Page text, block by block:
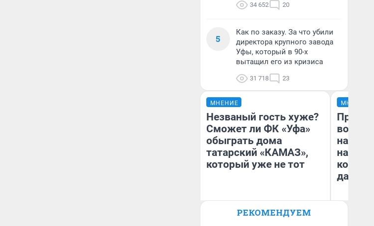
34 652 20
5
Как по заказу. За что убили
директора крупного завода
Уфы, который в 90-х
вытащил его из кризиса
31 718 23
МНЕНИЕ
Незваный гость хуже?
Сможет ли ФК «Уфа»
обыграть дома
татарский «КАМАЗ»,
который уже не тот
Антон Селиверстов
МНЕНИЕ
нам
даже
РЕКОМЕНДУЕМ